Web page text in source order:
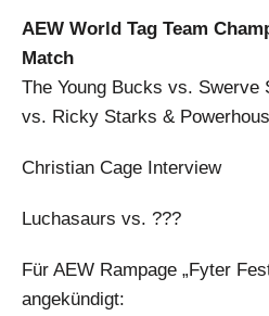
AEW World Tag Team
Match
The Young Bucks vs. Swerve
vs. Ricky Starks &
Christian Cage Interview
Luchasaurs vs. ???
Für AEW Rampage „Fyter
angekündigt: